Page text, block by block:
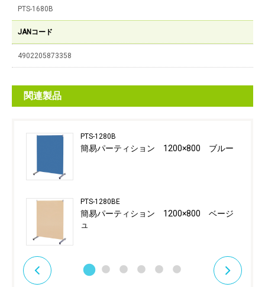
PTS-1680B
JANコード
4902205873358
関連製品
PTS-1280B
簡易パーティション 1200×800 ブルー
PTS-1280BE
簡易パーティション 1200×800 ベージ
ュ